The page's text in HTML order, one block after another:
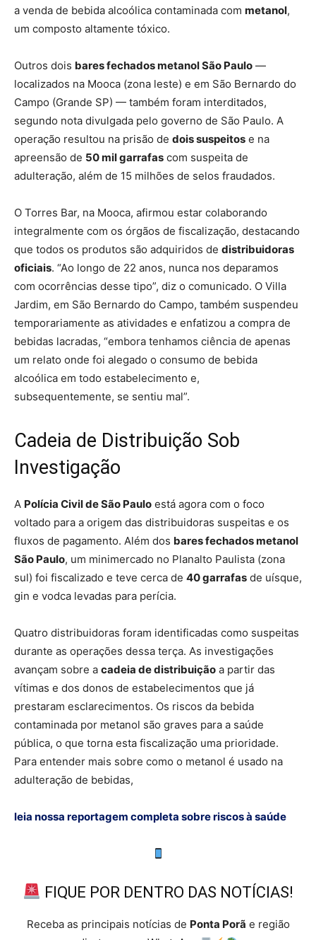
a venda de bebida alcoólica contaminada com metanol,
um composto altamente tóxico.
Outros dois bares fechados metanol São Paulo —
localizados na Mooca (zona leste) e em São Bernardo do
Campo (Grande SP) — também foram interditados,
segundo nota divulgada pelo governo de São Paulo. A
operação resultou na prisão de dois suspeitos e na
apreensão de 50 mil garrafas com suspeita de
adulteração, além de 15 milhões de selos fraudados.
O Torres Bar, na Mooca, afirmou estar colaborando
integralmente com os órgãos de fiscalização, destacando
que todos os produtos são adquiridos de distribuidoras
oficiais. “Ao longo de 22 anos, nunca nos deparamos
com ocorrências desse tipo”, diz o comunicado. O Villa
Jardim, em São Bernardo do Campo, também suspendeu
temporariamente as atividades e enfatizou a compra de
bebidas lacradas, “embora tenhamos ciência de apenas
um relato onde foi alegado o consumo de bebida
alcoólica em todo estabelecimento e,
subsequentemente, se sentiu mal”.
Cadeia de Distribuição Sob
Investigação
A Polícia Civil de São Paulo está agora com o foco
voltado para a origem das distribuidoras suspeitas e os
fluxos de pagamento. Além dos bares fechados metanol
São Paulo, um minimercado no Planalto Paulista (zona
sul) foi fiscalizado e teve cerca de 40 garrafas de uísque,
gin e vodca levadas para perícia.
Quatro distribuidoras foram identificadas como suspeitas
durante as operações dessa terça. As investigações
avançam sobre a cadeia de distribuição a partir das
vítimas e dos donos de estabelecimentos que já
prestaram esclarecimentos. Os riscos da bebida
contaminada por metanol são graves para a saúde
pública, o que torna esta fiscalização uma prioridade.
Para entender mais sobre como o metanol é usado na
adulteração de bebidas,
leia nossa reportagem completa sobre riscos à saúde
FIQUE POR DENTRO DAS NOTÍCIAS!
Receba as principais notícias de Ponta Porã e região